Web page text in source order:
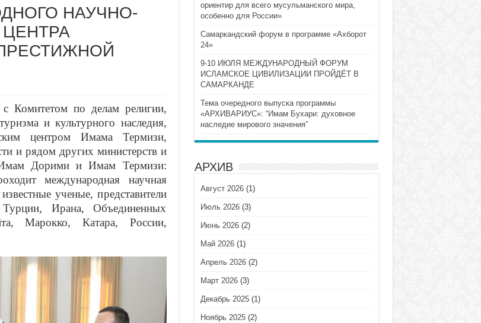
НАУЧНО-
Комитетом по делам религии,
и культурного наследия,
центром Имама Термизи,
и рядом других министерств и
Дорими и Имам Термизи:
международная научная
ученые, представители
Турции, Ирана, Объединенных
Марокко, Катара, России,
ориентир для всего мусульманского мира,
особенно для России»
Самаркандский форум в программе «Ахборот
24»
9-10 ИЮЛЯ МЕЖДУНАРОДНЫЙ ФОРУМ
ИСЛАМСКОЕ ЦИВИЛИЗАЦИИ ПРОЙДЁТ В
САМАРКАНДЕ
Тема очередного выпуска программы
«АРХИВАРИУС»: “Имам Бухари: духовное
наследие мирового значения”
АРХИВ
Август 2026(1)
Июль 2026(3)
Июнь 2026(2)
Май 2026(1)
Апрель 2026(2)
Март 2026(3)
Декабрь 2025(1)
Ноябрь 2025(2)